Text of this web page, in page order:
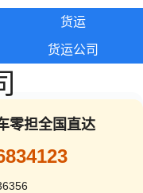
货运
货运公司
零担全国直达